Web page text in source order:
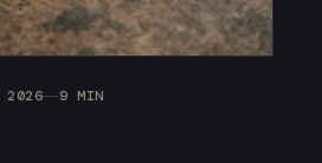
2026 9 MIN